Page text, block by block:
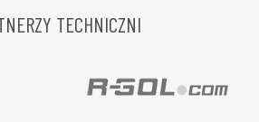
TECHNICZNI